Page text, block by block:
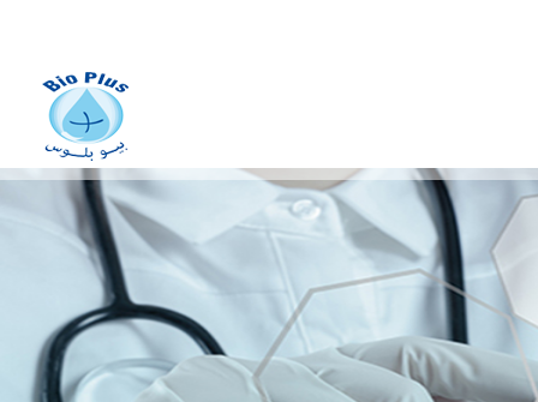
fabrication des dispositifs
médicaux